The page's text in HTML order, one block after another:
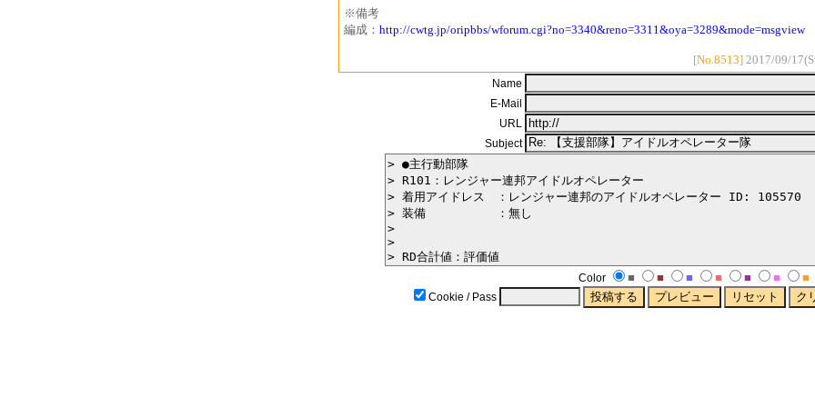
※備考
編成： http://cwtg.jp/oripbbs/wforum.cgi?no=3340&reno=3311&oya=3289&mode=msgview
[No.8513] 2017/09/
Name
E-Mail
URL
Subject
Color ■ ■ ■ ■ ■ ■ ■
Cookie / Pass